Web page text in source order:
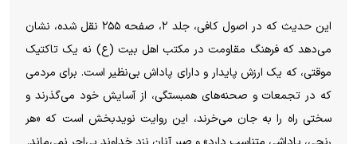
این حدیث که در اصول کافی، جلد ۲، صفحه ۲۵۵ نقل شده، نشان
می‌دهد که فرهنگ مقاومت در مکتب اهل بیت (ع) نه یک تاکتیک
موقتی، که یک ارزش پایدار و دارای پاداش بی‌نظیر است. برای مردمی
که در تجمعات و صحنه‌های همبستگی، از آسایش خود می‌گذرند و
سختی راه را به جان می‌خرند، این روایت نویدبخش است که «هر